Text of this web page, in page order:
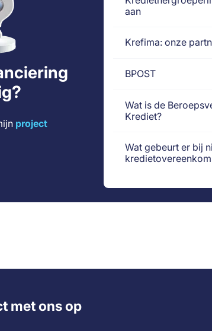
project
aan
Krefima: onze
BPOST
Wat is de
Krediet?
Wat gebeurt er bij
met ons op